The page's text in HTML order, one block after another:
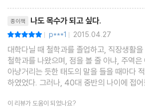
종이책 나도 목수가 되고 싶다.
| p***1 | 2015.04.27
대학다닐 때 철학과를 졸업하고, 직장생활
철학과를 나왔으며, 점을 볼 줄 아냐, 주역
아냥거리는 듯한 태도의 말을 들을 때마다
하였었다. 그러나, 40대 중반의 나이에 접어
인문학 열풍이 거센탓인지 이제는 인문학
서양 철학 중에 존재론이나 실존주의적인 질
이 리뷰가 도움이 되었나요?